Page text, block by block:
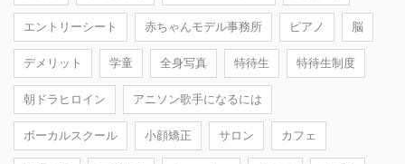
エントリーシート 赤ちゃんモデル事務所 ピアノ 脳
デメリット 学童 全身写真 特待生 特待生制度
朝ドラヒロイン アニソン歌手になるには
ボーカルスクール 小顔矯正 サロン カフェ